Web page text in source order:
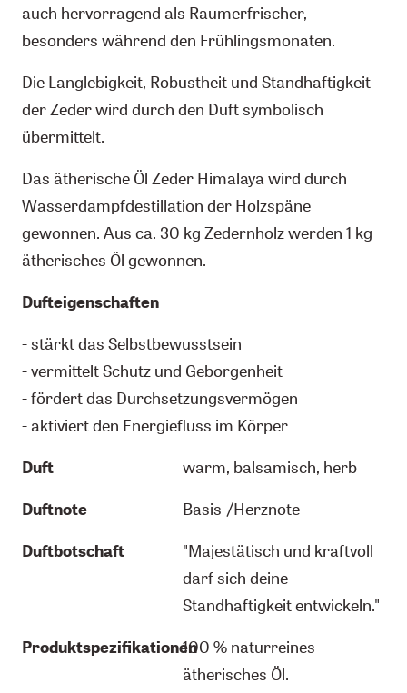
auch hervorragend als Raumerfrischer,
besonders während den Frühlingsmonaten.
Die Langlebigkeit, Robustheit und Standhaftigkeit
der Zeder wird durch den Duft symbolisch
übermittelt.
Das ätherische Öl Zeder Himalaya wird durch
Wasserdampfdestillation der Holzspäne
gewonnen. Aus ca. 30 kg Zedernholz werden 1 kg
ätherisches Öl gewonnen.
Dufteigenschaften
- stärkt das Selbstbewusstsein
- vermittelt Schutz und Geborgenheit
- fördert das Durchsetzungsvermögen
- aktiviert den Energiefluss im Körper
Duft
warm, balsamisch, herb
Duftnote
Basis-/Herznote
Duftbotschaft
"Majestätisch und kraftvoll
darf sich deine
Standhaftigkeit entwickeln."
Produktspezifikationen100 % naturreines
ätherisches Öl.